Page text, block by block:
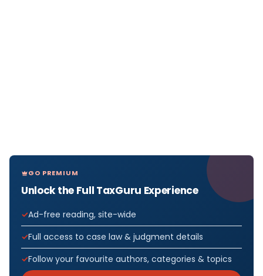
GO PREMIUM
Unlock the Full TaxGuru Experience
Ad-free reading, site-wide
Full access to case law & judgment details
Follow your favourite authors, categories & topics